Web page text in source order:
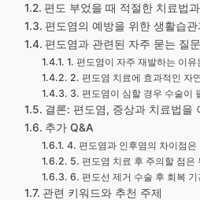
편도 부었을 때 적절한 치료법
편도염의 예방을 위한 생활습
편도염과 관련된 자주 묻는 질
1. 편도염이 자주 재발하는 이
2. 편도염 치료에 효과적인 자
3. 편도염이 심할 경우 수술이
결론: 편도염, 증상과 치료법을
추가 Q&A
4. 편도염과 인후염의 차이점은
5. 편도염 치료 후 주의할 점은
6. 편도선 제거 수술 후 회복
관련 키워드와 추천 주제